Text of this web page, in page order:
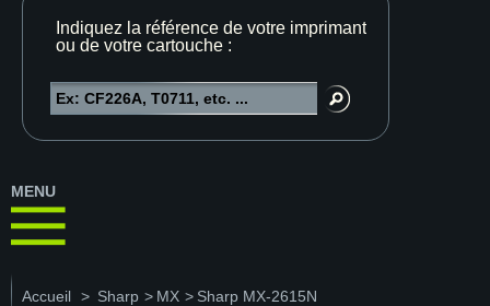
Indiquez la référence de votre imprimante
ou de votre cartouche :
MENU
Accueil > Sharp > MX > Sharp MX-2615N